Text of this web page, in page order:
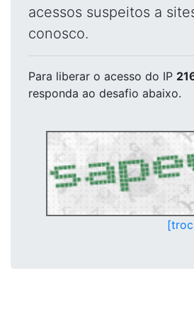
acessos suspeitos a
conosco.
Para liberar o acesso do IP
responda ao desafio abaixo.